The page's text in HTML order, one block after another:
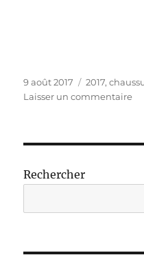
Publié
le
9 août 2017 Étiquettes
2017,
Laisser un commentairesur
Rechercher